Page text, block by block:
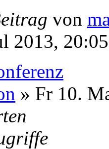
von
2013, 20:05
» Fr 10.